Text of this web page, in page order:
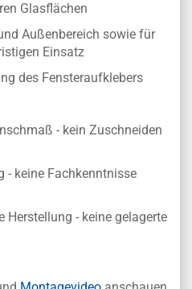
Glasflächen
Außenbereich sowie für
Einsatz
des Fensteraufklebers
- kein Zuschneiden
- keine Fachkenntnisse
Herstellung - keine gelagerte